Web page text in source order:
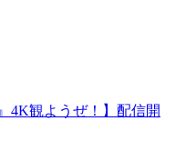
4K観ようぜ！】配信開